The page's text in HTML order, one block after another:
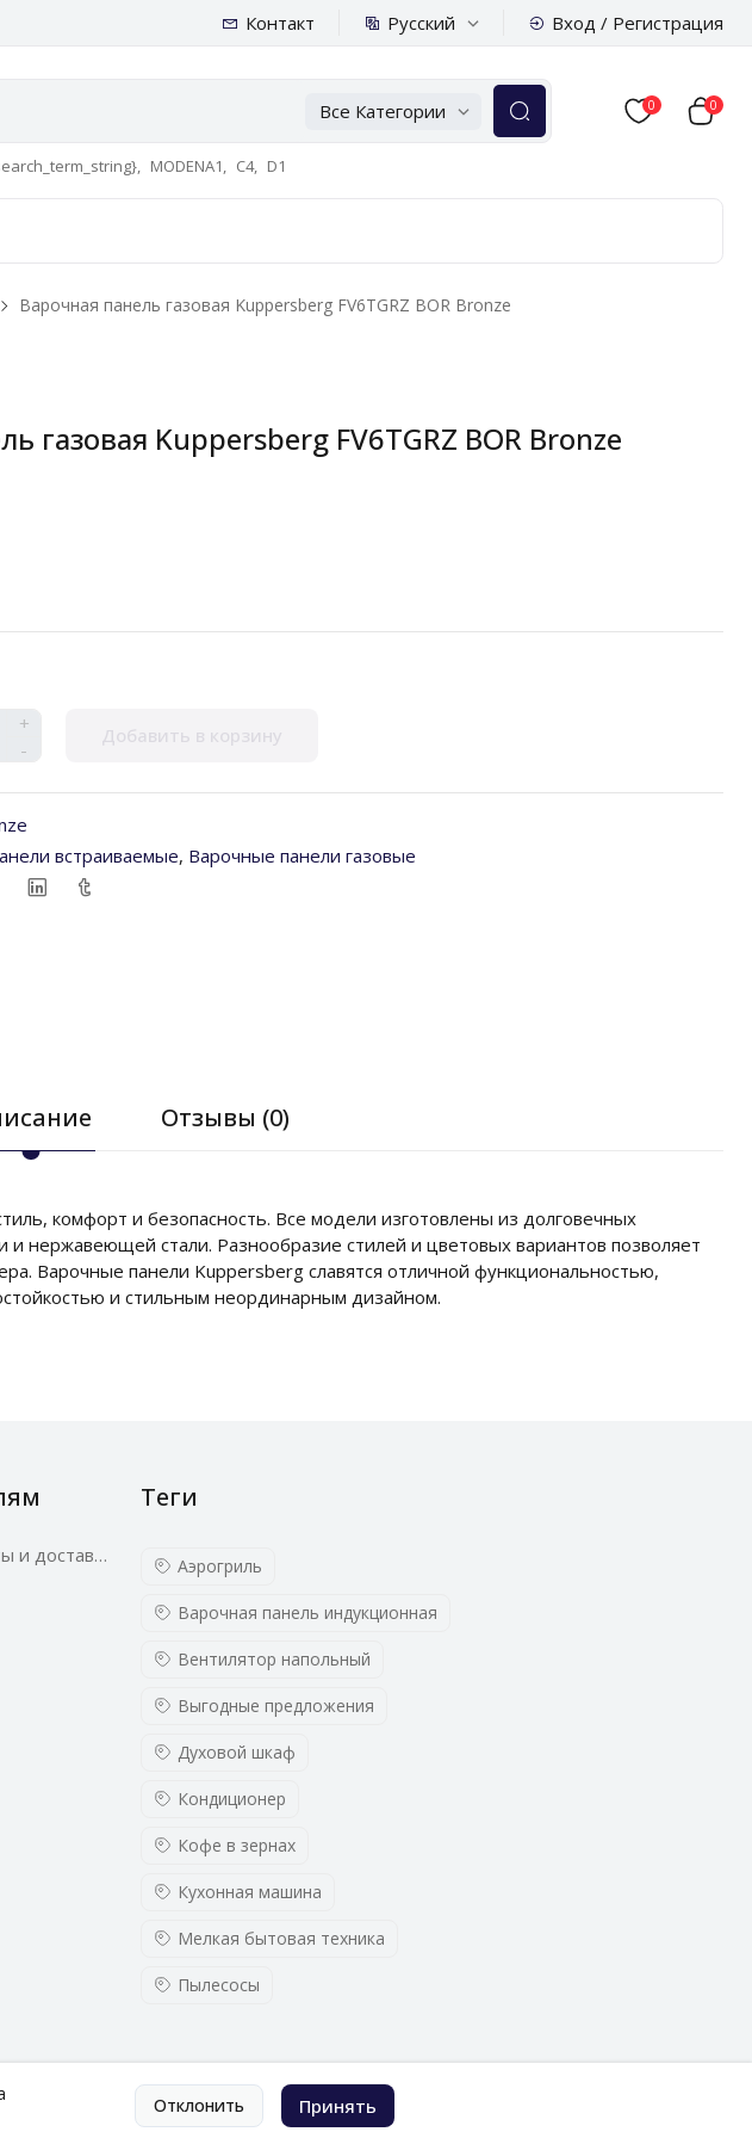
Контакт Русский Вход / Регистрация
Все Категории
MODENA1, C4, D1
0 0
Варочная панель газовая Kuppersberg FV6TGRZ BOR Bronze
газовая Kuppersberg FV6TGRZ BOR Bronze
+
-
Добавить в корзину
встраиваемые, Варочные панели газовые
Отзывы (0)
комфорт и безопасность. Все модели изготовлены из долговечных
и нержавеющей стали. Разнообразие стилей и цветовых вариантов позволяет
Варочные панели Kuppersberg славятся отличной функциональностью,
и стильным неординарным дизайном.
Условия оплаты и доставки
Теги
Аэрогриль
Варочная панель индукционная
Вентилятор напольный
Выгодные предложения
Духовой шкаф
Кондиционер
Кофе в зернах
Кухонная машина
Мелкая бытовая техника
Пылесосы
Отклонить Принять